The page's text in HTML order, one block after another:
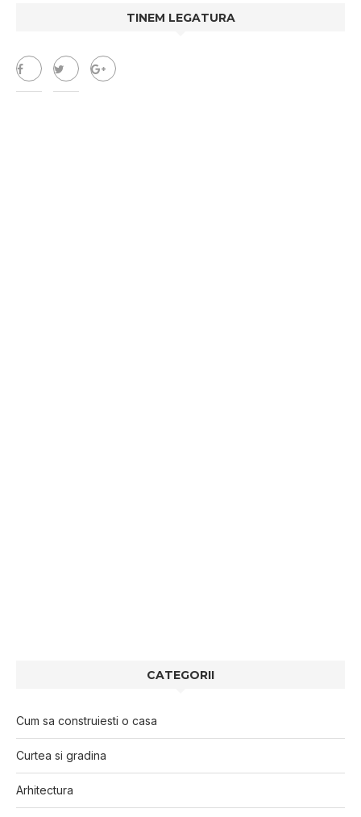
TINEM LEGATURA
CATEGORII
Cum sa construiesti o casa
Curtea si gradina
Arhitectura